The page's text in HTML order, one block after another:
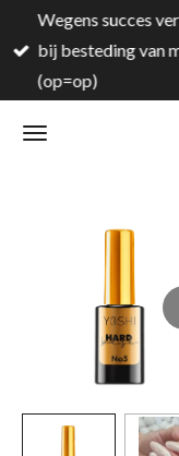
direct
naar
hoofdinhoud
Wegens succes
bij besteding van
(op=op)